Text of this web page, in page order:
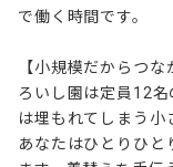
で働く時間です。
【小規模だからつ
ろいし園は定員12
は埋もれてしまう小
あなたはひとりひと